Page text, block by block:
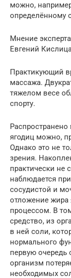
можно,
определённому
Мнение эксперта
Евгений
Практикующий
массажа.
тяжелом весе
спорту.
ягодиц можно,
Однако это не
зрения.
практически не
наблюдается
сосудистой и
отложение жира
процессом. В
средство, из
в ней соли,
нормального
первую очередь
организм
необходимых